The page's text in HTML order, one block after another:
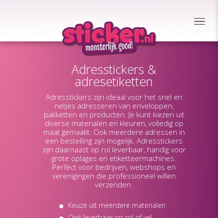
Adresstickers &
adresetiketten
Adresstickers zijn ideaal voor het snel en
netjes adresseren van enveloppen,
pakketten en producten. Je kunt kiezen uit
diverse materialen en kleuren, volledig op
maat gemaakt. Ook meerdere adressen in
een bestelling zijn mogelijk. Adresstickers
zijn daarnaast op rol leverbaar, handig voor
grote oplages en etiketteermachines.
Perfect voor bedrijven, webshops en
verenigingen die professioneel willen
verzenden.
Keuze uit meerdere materialen